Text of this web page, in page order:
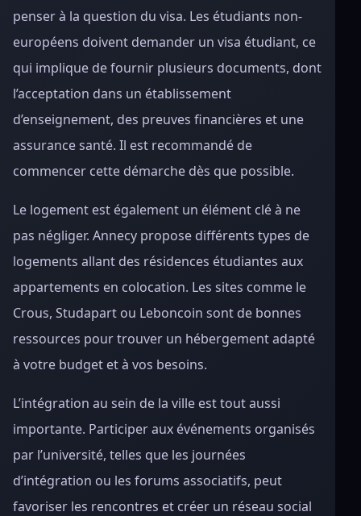
penser à la question du visa. Les étudiants non-
européens doivent demander un visa étudiant, ce
qui implique de fournir plusieurs documents, dont
l’acceptation dans un établissement
d’enseignement, des preuves financières et une
assurance santé. Il est recommandé de
commencer cette démarche dès que possible.
Le logement est également un élément clé à ne
pas négliger. Annecy propose différents types de
logements allant des résidences étudiantes aux
appartements en colocation. Les sites comme le
Crous, Studapart ou Leboncoin sont de bonnes
ressources pour trouver un hébergement adapté
à votre budget et à vos besoins.
L’intégration au sein de la ville est tout aussi
importante. Participer aux événements organisés
par l’université, telles que les journées
d’intégration ou les forums associatifs, peut
favoriser les rencontres et créer un réseau social